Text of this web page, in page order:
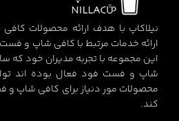
نیلاکاپ با هدف ارائه محصولات
ارائه خدمات مرتبط با کافی شاپ و
این مجموعه با تجربه مدیران خود که
شاپ و فست فود فعال بوده اند
محصولات مور دنیاز برای کافی شاپ و
کند.